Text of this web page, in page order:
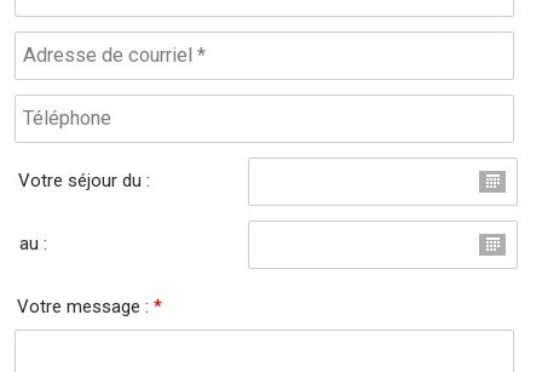
Votre séjour du :
au :
Votre message :*